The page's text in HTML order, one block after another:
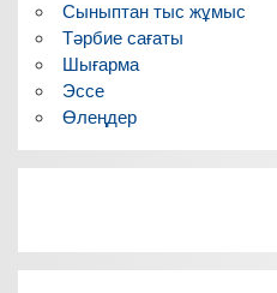
Сыныптан тыс жұмыс
Тәрбие сағаты
Шығарма
Эссе
Өлеңдер